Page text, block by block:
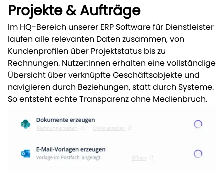
Projekte & Aufträge
Im HQ-Bereich unserer ERP Software für Dienstleister
laufen alle relevanten Daten zusammen, von
Kundenprofilen über Projektstatus bis zu
Rechnungen. Nutzer:innen erhalten eine vollständige
Übersicht über verknüpfte Geschäftsobjekte und
navigieren durch Beziehungen, statt durch Systeme.
So entsteht echte Transparenz ohne Medienbruch.